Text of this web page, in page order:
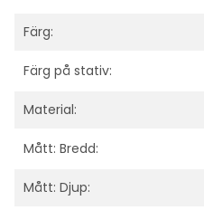
Färg:
Färg på stativ:
Material:
Mått: Bredd:
Mått: Djup: